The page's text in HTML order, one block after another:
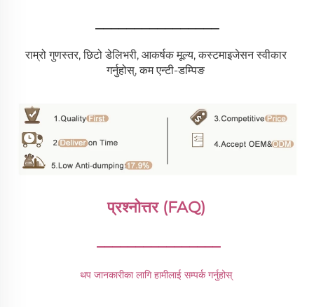
________________
राम्रो गुणस्तर, छिटो डेलिभरी, आकर्षक मूल्य, कस्टमाइजेसन स्वीकार
गर्नुहोस्, कम एन्टी-डम्पिङ
प्रश्नोत्तर (FAQ)
________________
थप जानकारीका लागि हामीलाई सम्पर्क गर्नुहोस्